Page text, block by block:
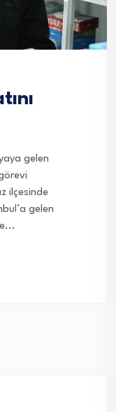
gelen
ilçesinde
gelen